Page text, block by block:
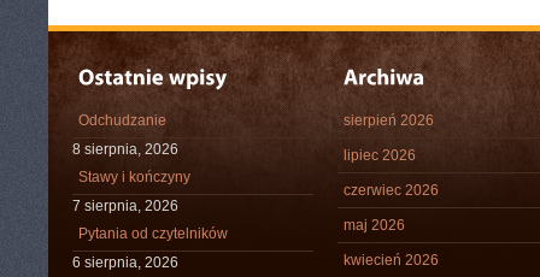
Odchudzanie
8 sierpnia, 2026
Stawy i kończyny
7 sierpnia, 2026
Pytania od czytelników
6 sierpnia, 2026
sierpień 2026
lipiec 2026
czerwiec 2026
maj 2026
kwiecień 2026